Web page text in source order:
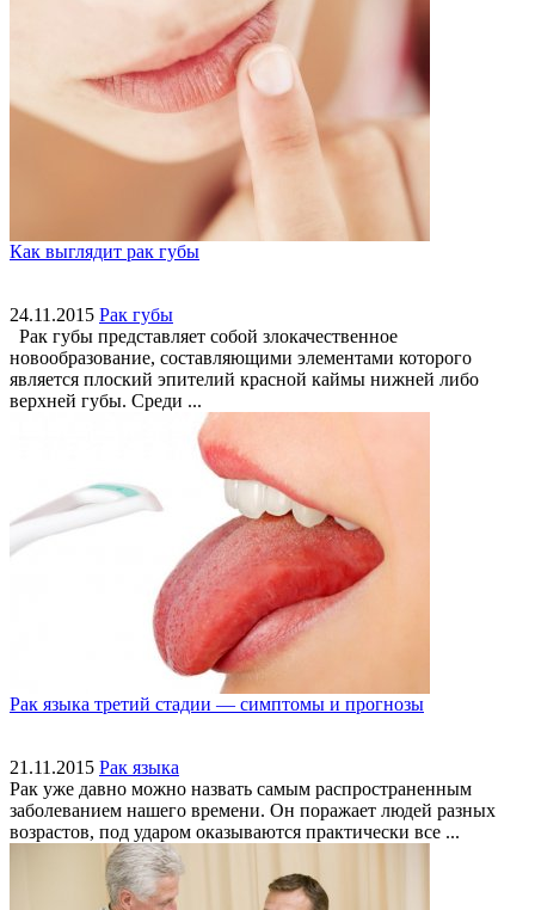
Как выглядит рак губы
24.11.2015 Рак губы
Рак губы представляет собой злокачественное
новообразование, составляющими элементами которого
является плоский эпителий красной каймы нижней либо
верхней губы. Среди ...
Рак языка третий стадии — симптомы и прогнозы
21.11.2015 Рак языка
Рак уже давно можно назвать самым распространенным
заболеванием нашего времени. Он поражает людей разных
возрастов, под ударом оказываются практически все ...